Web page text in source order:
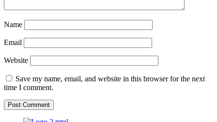
Name
Email
Website
Save my name, email, and website in this browser for the next
time I comment.